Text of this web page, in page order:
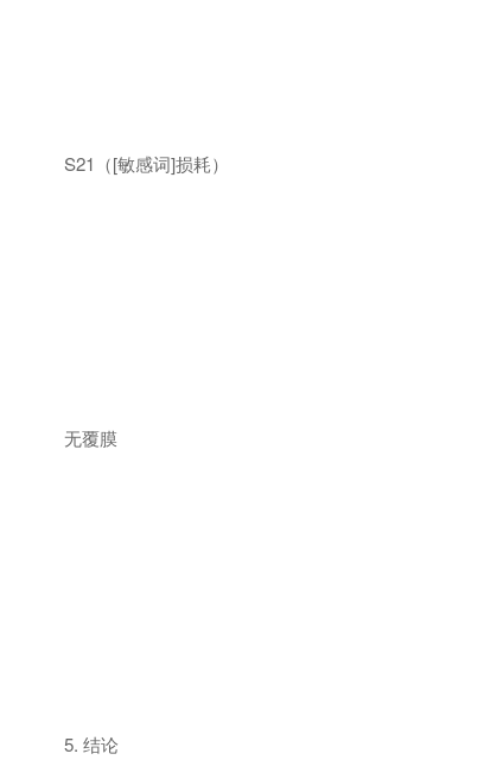
S21（[敏感词]损耗）
无覆膜
5. 结论